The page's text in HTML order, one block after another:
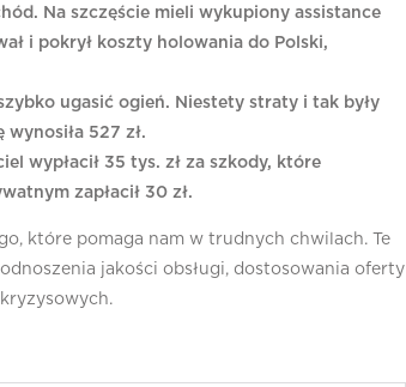
Na szczęście mieli wykupiony assistance
i pokrył koszty holowania do Polski,
ugasić ogień. Niestety straty i tak były
wynosiła 527 zł.
wypłacił 35 tys. zł za szkody, które
zapłacił 30 zł.
które pomaga nam w trudnych chwilach. Te
jakości obsługi, dostosowania oferty